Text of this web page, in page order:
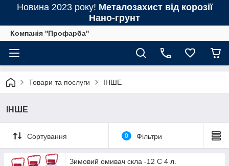
Новина 2023 року! Металозахист від корозії
Нано-грунт
Компанія ''Профарба''
Товари та послуги ІНШЕ
ІНШЕ
Сортування 0 Фільтри
Зимовий омивач скла -12 C 4 л.